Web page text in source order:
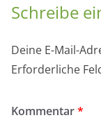
Schreibe
Deine E-Mail-
Erforderliche
Kommentar*